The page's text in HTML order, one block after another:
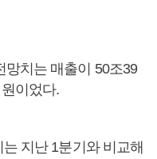
망치는 매출이 50조39
이었다.
지난 1분기와 비교해